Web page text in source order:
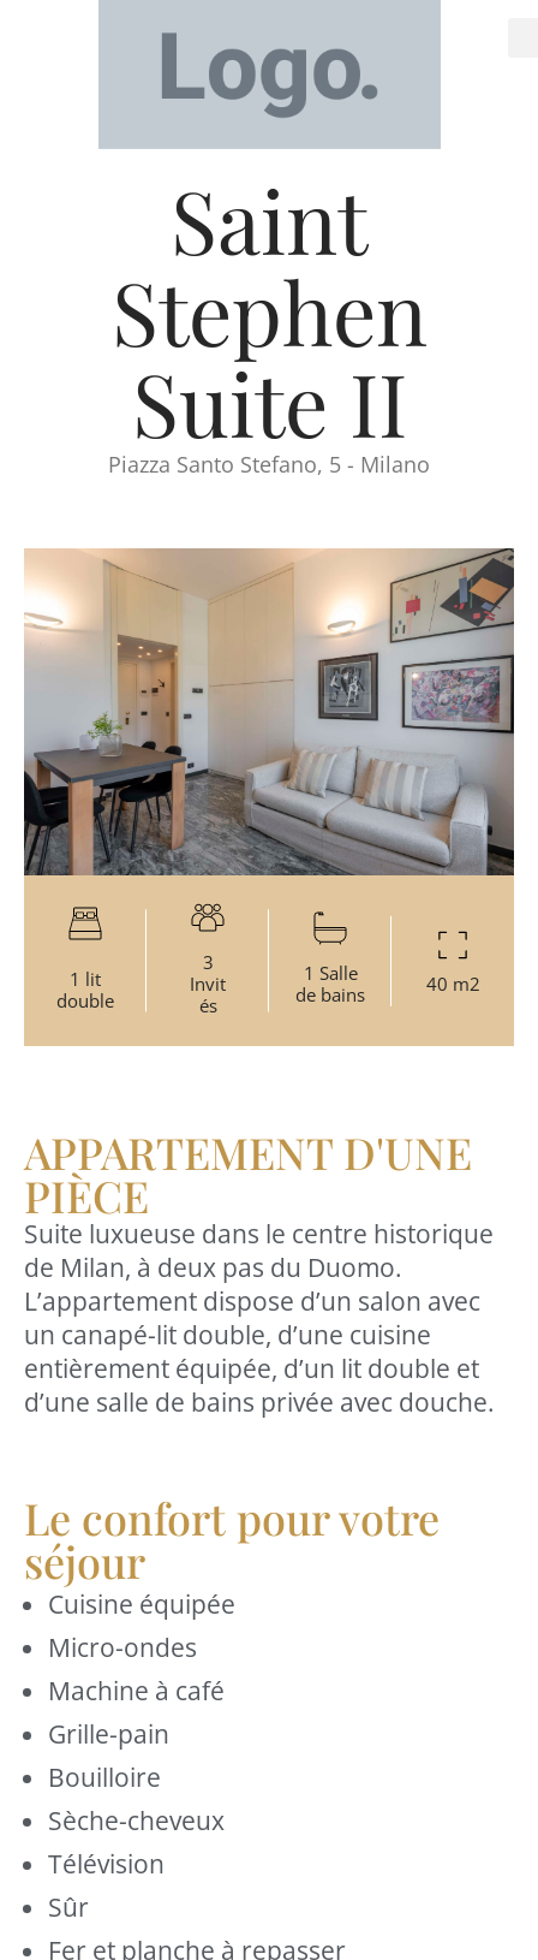
Saint
Stephen
Suite II
Piazza Santo Stefano, 5 - Milano
1 lit
double
3
Invit
és
1 Salle
de bains
40 m2
APPARTEMENT D'UNE
PIÈCE
Suite luxueuse dans le centre historique
de Milan, à deux pas du Duomo.
L’appartement dispose d’un salon avec
un canapé-lit double, d’une cuisine
entièrement équipée, d’un lit double et
d’une salle de bains privée avec douche.
Le confort pour votre
séjour
Cuisine équipée
Micro-ondes
Machine à café
Grille-pain
Bouilloire
Sèche-cheveux
Télévision
Sûr
Fer et planche à repasser